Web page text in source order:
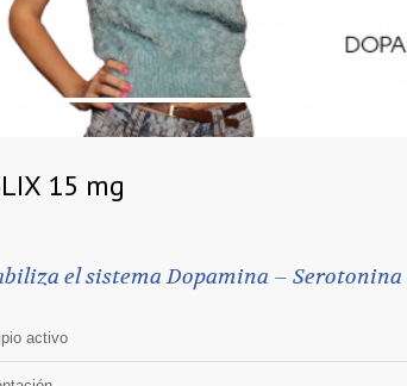
15 mg
el sistema Dopamina –
activo